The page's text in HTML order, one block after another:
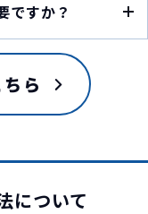
ですか？
ら
について